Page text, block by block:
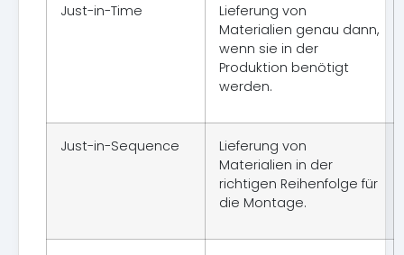
Just-in-Time
Lieferung von
Materialien genau dann,
wenn sie in der
Produktion benötigt
werden.
Just-in-Sequence
Lieferung von
Materialien in der
richtigen Reihenfolge für
die Montage.